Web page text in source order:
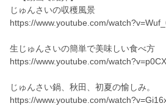
じゅんさいの収穫風景
https://www.youtube.com/
生じゅんさいの簡単で美味しい食べ方
https://www.youtube.com/
じゅんさい鍋、秋田、初夏の愉しみ。
https://www.youtube.com/